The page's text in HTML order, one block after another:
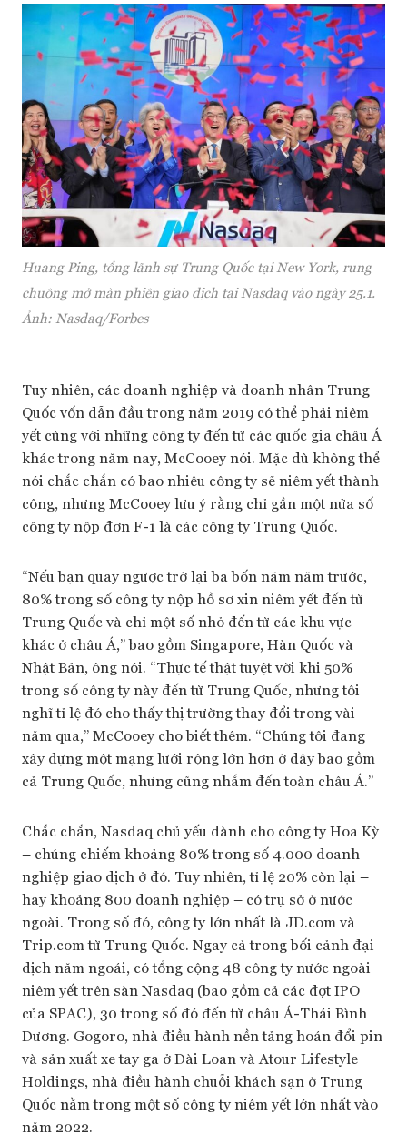
Huang Ping, tổng lãnh sự Trung Quốc tại New York, rung
chuông mở màn phiên giao dịch tại Nasdaq vào ngày 25.1.
Ảnh: Nasdaq/Forbes
Tuy nhiên, các doanh nghiệp và doanh nhân Trung
Quốc vốn dẫn đầu trong năm 2019 có thể phải niêm
yết cùng với những công ty đến từ các quốc gia châu Á
khác trong năm nay, McCooey nói. Mặc dù không thể
nói chắc chắn có bao nhiêu công ty sẽ niêm yết thành
công, nhưng McCooey lưu ý rằng chỉ gần một nửa số
công ty nộp đơn F-1 là các công ty Trung Quốc.
“Nếu bạn quay ngược trở lại ba bốn năm năm trước,
80% trong số công ty nộp hồ sơ xin niêm yết đến từ
Trung Quốc và chỉ một số nhỏ đến từ các khu vực
khác ở châu Á,” bao gồm Singapore, Hàn Quốc và
Nhật Bản, ông nói. “Thực tế thật tuyệt vời khi 50%
trong số công ty này đến từ Trung Quốc, nhưng tôi
nghĩ tỉ lệ đó cho thấy thị trường thay đổi trong vài
năm qua,” McCooey cho biết thêm. “Chúng tôi đang
xây dựng một mạng lưới rộng lớn hơn ở đây bao gồm
cả Trung Quốc, nhưng cũng nhắm đến toàn châu Á.”
Chắc chắn, Nasdaq chủ yếu dành cho công ty Hoa Kỳ
– chúng chiếm khoảng 80% trong số 4.000 doanh
nghiệp giao dịch ở đó. Tuy nhiên, tỉ lệ 20% còn lại –
hay khoảng 800 doanh nghiệp – có trụ sở ở nước
ngoài. Trong số đó, công ty lớn nhất là JD.com và
Trip.com từ Trung Quốc. Ngay cả trong bối cảnh đại
dịch năm ngoái, có tổng cộng 48 công ty nước ngoài
niêm yết trên sàn Nasdaq (bao gồm cả các đợt IPO
của SPAC), 30 trong số đó đến từ châu Á-Thái Bình
Dương. Gogoro, nhà điều hành nền tảng hoán đổi pin
và sản xuất xe tay ga ở Đài Loan và Atour Lifestyle
Holdings, nhà điều hành chuỗi khách sạn ở Trung
Quốc nằm trong một số công ty niêm yết lớn nhất vào
năm 2022.